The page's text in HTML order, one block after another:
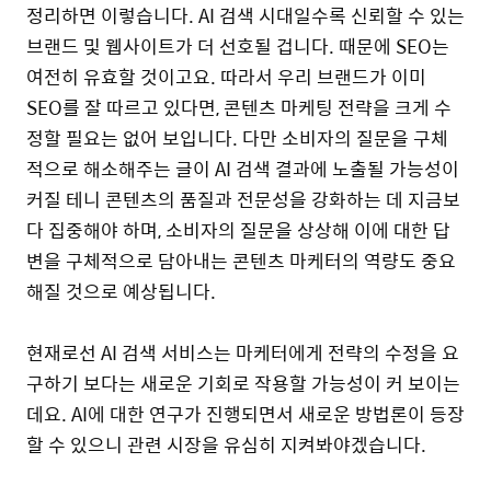
정리하면 이렇습니다. AI 검색 시대일수록 신뢰할 수 있는
브랜드 및 웹사이트가 더 선호될 겁니다. 때문에 SEO는
여전히 유효할 것이고요. 따라서 우리 브랜드가 이미
SEO를 잘 따르고 있다면, 콘텐츠 마케팅 전략을 크게 수
정할 필요는 없어 보입니다. 다만 소비자의 질문을 구체
적으로 해소해주는 글이 AI 검색 결과에 노출될 가능성이
커질 테니 콘텐츠의 품질과 전문성을 강화하는 데 지금보
다 집중해야 하며, 소비자의 질문을 상상해 이에 대한 답
변을 구체적으로 담아내는 콘텐츠 마케터의 역량도 중요
해질 것으로 예상됩니다.
현재로선 AI 검색 서비스는 마케터에게 전략의 수정을 요
구하기 보다는 새로운 기회로 작용할 가능성이 커 보이는
데요. AI에 대한 연구가 진행되면서 새로운 방법론이 등장
할 수 있으니 관련 시장을 유심히 지켜봐야겠습니다.